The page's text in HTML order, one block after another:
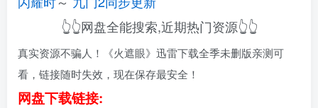
👆👆网盘全能搜索,近期热门资源👆👆
真实资源不骗人！《火遮眼》迅雷下载全季未删版亲测可
看，链接随时失效，现在保存最安全！
网盘下载链接: